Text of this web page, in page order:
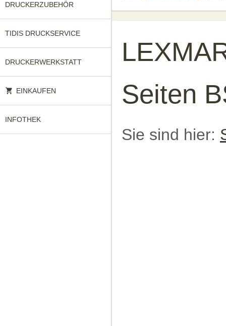
DRUCKERZUBEHÖR
TIDIS DRUCKSERVICE
DRUCKERWERKSTATT
EINKAUFEN
INFOTHEK
Seiten
Sie sind hier: